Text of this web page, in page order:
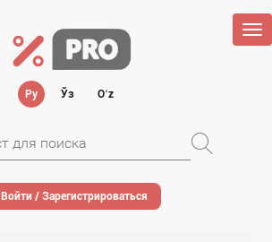
Ру Ўз Oʻz
Войти / Зарегистрироваться